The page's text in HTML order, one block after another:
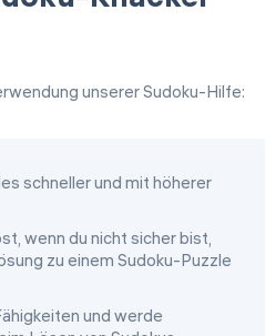
unserer Sudoku-Hilfe:
schneller und mit höherer
wenn du nicht sicher bist,
zu einem Sudoku-Puzzle
und werde